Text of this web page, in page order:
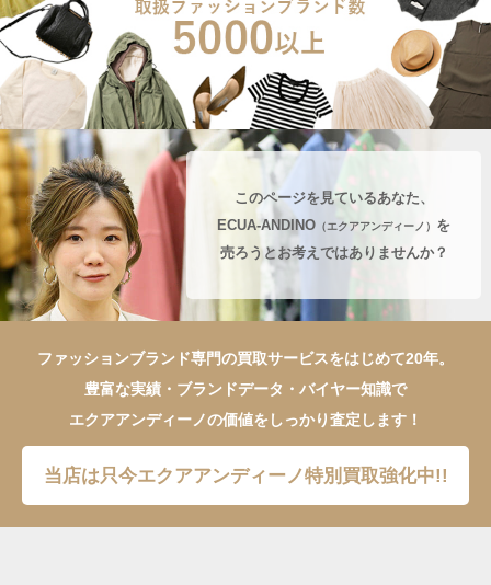
このページを見ているあなた、
ECUA-ANDINO （エクアアンディーノ） を
売ろうとお考えではありませんか？
ファッションブランド専門の買取サービスをはじめて20年。
豊富な実績・ブランドデータ・バイヤー知識で
エクアアンディーノの価値をしっかり査定します！
当店は只今エクアアンディーノ特別買取強化中!!